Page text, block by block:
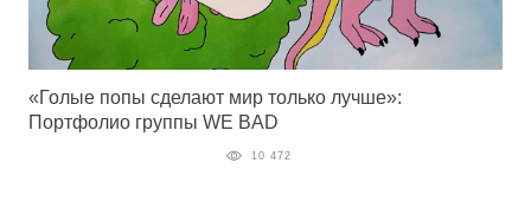
«Голые попы сделают мир только лучше»:
Портфолио группы WE BAD
10 472